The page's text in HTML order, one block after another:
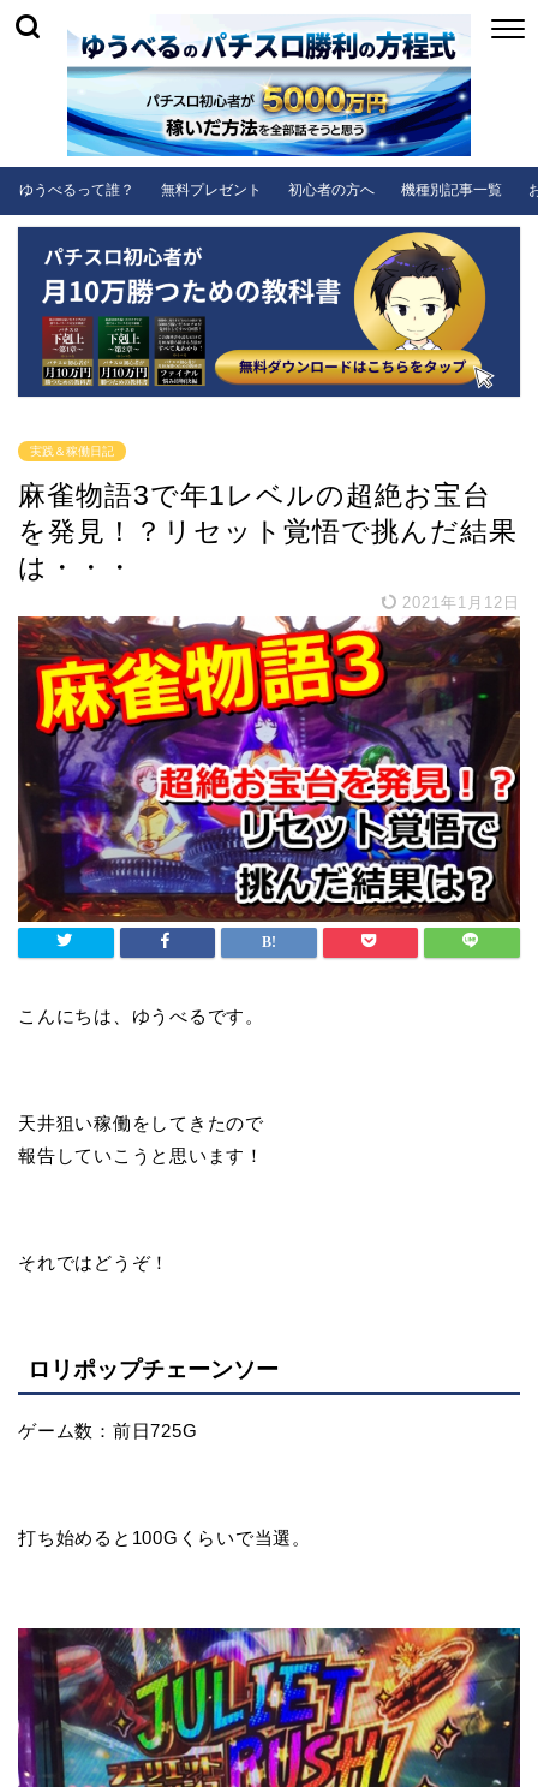
ゆうべるって誰？ 無料プレゼント 初心者の方へ 機種別記事一覧
実践＆稼働日記
麻雀物語3で年1レベルの超絶お宝台
を発見！？リセット覚悟で挑んだ結果
は・・・
2021年1月12日
こんにちは、ゆうべるです。
天井狙い稼働をしてきたので
報告していこうと思います！
それではどうぞ！
ロリポップチェーンソー
ゲーム数：前日725G
打ち始めると100Gくらいで当選。